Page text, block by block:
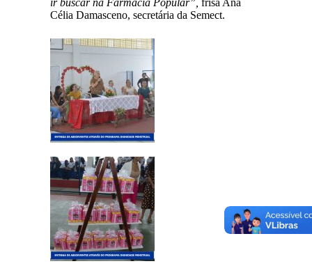
Célia Damasceno, secretária da Semect.